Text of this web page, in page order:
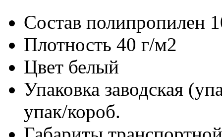
Состав полипропилен
Плотность 40 г/м2
Цвет белый
Упаковка заводская
упак/короб.